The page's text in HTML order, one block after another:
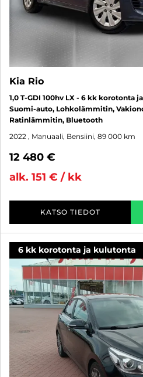
Kia Rio
1,0 T-GDI 100hv LX - 6 kk korotonta
Suomi-auto, Lohkolämmitin,
Ratinlämmitin, Bluetooth
2022 , Manuaali, Bensiini, 89 000 km
12 480 €
alk. 151 € / kk
KATSO TIEDOT
6 kk korotonta ja kulutonta